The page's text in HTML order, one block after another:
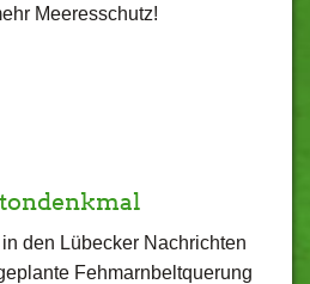
Meeresschutz!
den Lübecker Nachrichten
Fehmarnbeltquerung